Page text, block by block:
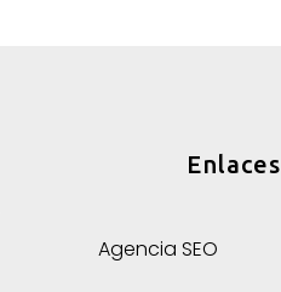
Enlaces
Agencia SEO